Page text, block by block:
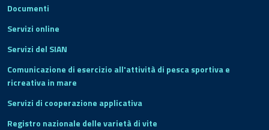
Documenti
Servizi online
Servizi del SIAN
Comunicazione di esercizio all'attività di pesca sportiva e
ricreativa in mare
Servizi di cooperazione applicativa
Registro nazionale delle varietà di vite